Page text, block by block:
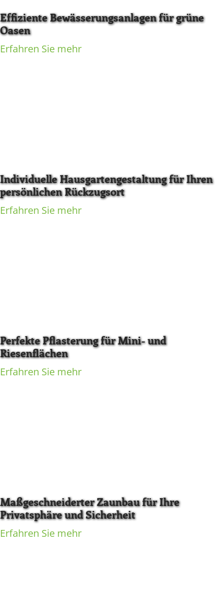
Effiziente Bewässerungsanlagen für grüne
Oasen
Erfahren Sie mehr
Individuelle Hausgartengestaltung für Ihren
persönlichen Rückzugsort
Erfahren Sie mehr
Perfekte Pflasterung für Mini- und
Riesenflächen
Erfahren Sie mehr
Maßgeschneiderter Zaunbau für Ihre
Privatsphäre und Sicherheit
Erfahren Sie mehr